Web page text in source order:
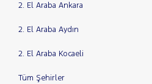
2. El Araba Ankara
2. El Araba Aydın
2. El Araba Kocaeli
Tüm Şehirler